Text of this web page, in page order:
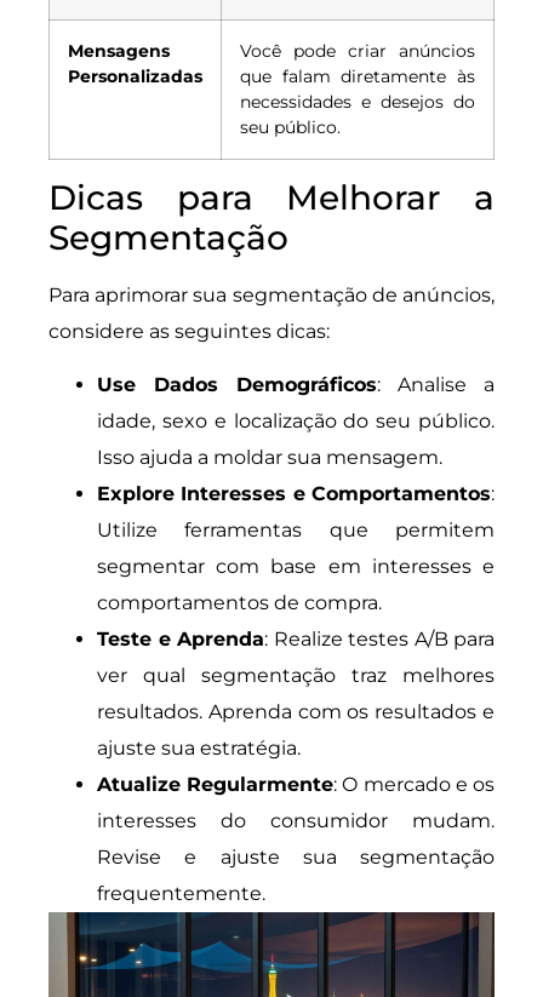
Mensagens
Personalizadas
Você pode criar anúncios
que falam diretamente às
necessidades e desejos do
seu público.
Dicas para Melhorar a
Segmentação
Para aprimorar sua segmentação de anúncios,
considere as seguintes dicas:
Use Dados Demográficos: Analise a
idade, sexo e localização do seu público.
Isso ajuda a moldar sua mensagem.
Explore Interesses e Comportamentos:
Utilize ferramentas que permitem
segmentar com base em interesses e
comportamentos de compra.
Teste e Aprenda: Realize testes A/B para
ver qual segmentação traz melhores
resultados. Aprenda com os resultados e
ajuste sua estratégia.
Atualize Regularmente: O mercado e os
interesses do consumidor mudam.
Revise e ajuste sua segmentação
frequentemente.